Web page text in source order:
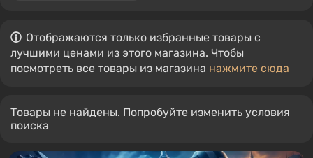
Отображаются только избранные товары с
лучшими ценами из этого магазина. Чтобы
посмотреть все товары из магазина нажмите сюда
Товары не найдены. Попробуйте изменить условия
поиска